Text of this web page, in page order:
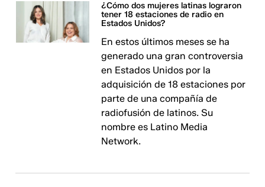
¿Cómo dos mujeres latinas lograron
tener 18 estaciones de radio en
Estados Unidos?
En estos últimos meses se ha
generado una gran controversia
en Estados Unidos por la
adquisición de 18 estaciones por
parte de una compañía de
radiofusión de latinos. Su
nombre es Latino Media
Network.